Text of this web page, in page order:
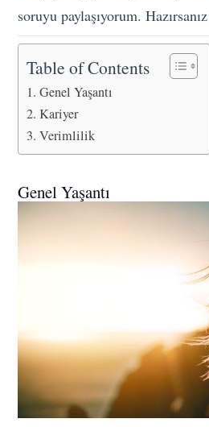
soruyu paylaşıyorum.
Table of Contents
Genel Yaşantı
Kariyer
Verimlilik
Genel Yaşantı